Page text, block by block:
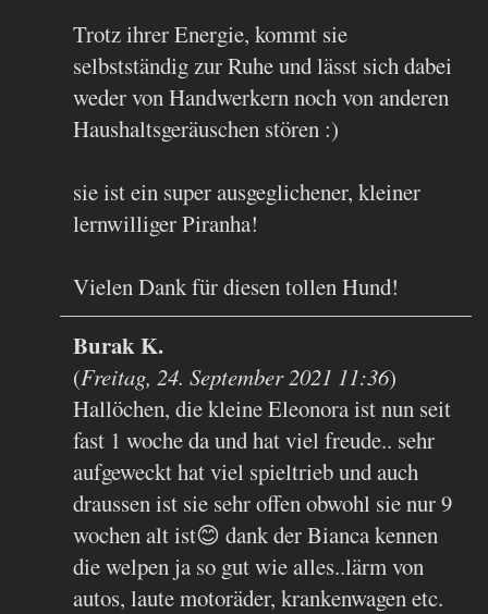
Trotz ihrer Energie, kommt sie
selbstständig zur Ruhe und lässt sich dabei
weder von Handwerkern noch von anderen
Haushaltsgeräuschen stören :)
sie ist ein super ausgeglichener, kleiner
lernwilliger Piranha!
Vielen Dank für diesen tollen Hund!
Burak K.
(Freitag, 24. September 2021 11:36)
Hallöchen, die kleine Eleonora ist nun seit
fast 1 woche da und hat viel freude.. sehr
aufgeweckt hat viel spieltrieb und auch
draussen ist sie sehr offen obwohl sie nur 9
wochen alt ist😊 dank der Bianca kennen
die welpen ja so gut wie alles..lärm von
autos, laute motoräder, krankenwagen etc.